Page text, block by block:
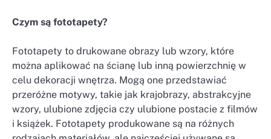
Czym są fototapety?
Fototapety to drukowane obrazy lub wzory, które
można aplikować na ścianę lub inną powierzchnię w
celu dekoracji wnętrza. Mogą one przedstawiać
przeróżne motywy, takie jak krajobrazy, abstrakcyjne
wzory, ulubione zdjęcia czy ulubione postacie z filmów
i książek. Fototapety produkowane są na różnych